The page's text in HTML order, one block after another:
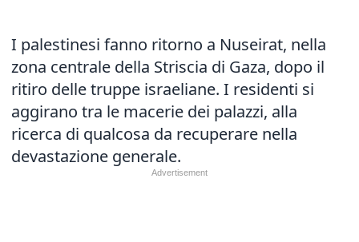
I palestinesi fanno ritorno a Nuseirat, nella
zona centrale della Striscia di Gaza, dopo il
ritiro delle truppe israeliane. I residenti si
aggirano tra le macerie dei palazzi, alla
ricerca di qualcosa da recuperare nella
devastazione generale.